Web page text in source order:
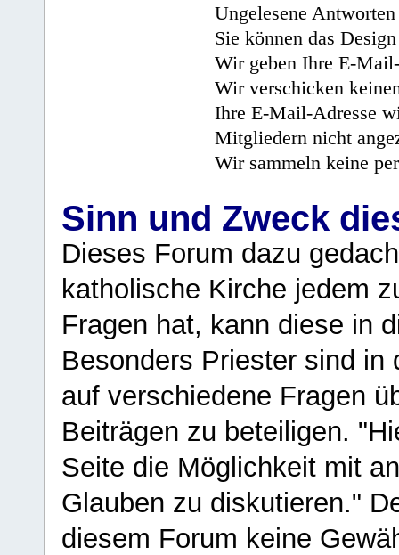
Ungelesene
Sie können das
Wir geben Ihre E-
Wir verschicken
Ihre E-Mail-Adresse
Mitgliedern nicht
Wir sammeln keine
Sinn und Zweck
Dieses Forum dazu
katholische Kirche jedem
Fragen hat, kann diese in
Besonders Priester sind in
auf verschiedene Fragen
Beiträgen zu beteiligen.
Seite die Möglichkeit mit
Glauben zu diskutieren."
diesem Forum keine